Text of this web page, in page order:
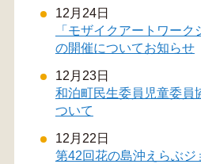
12月24日
「モザイクアートワーク
の開催についてお知らせ
12月23日
和泊町民生委員児童委員
ついて
12月22日
第42回花の島沖えらぶジ